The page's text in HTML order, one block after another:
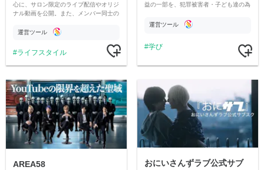
心に、サロン限定のライブ配信やオリジ
ナル動画を公開。また、メンバー同士の
ただいています。
運営ツール
ライフスタイル
益の一部を、犯罪被害者・子ども達の為
す運営ツール
学び
AREA58
おにいさんずラブ公式サブ